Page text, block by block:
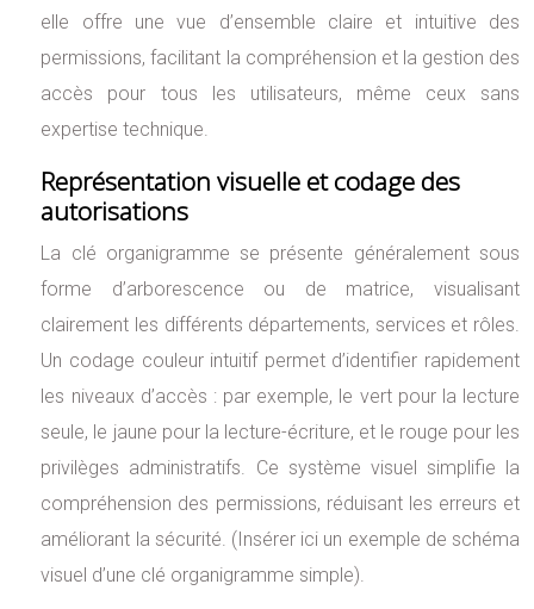
elle offre une vue d’ensemble claire et intuitive des
permissions, facilitant la compréhension et la gestion des
accès pour tous les utilisateurs, même ceux sans
expertise technique.
Représentation visuelle et codage des
autorisations
La clé organigramme se présente généralement sous
forme d’arborescence ou de matrice, visualisant
clairement les différents départements, services et rôles.
Un codage couleur intuitif permet d’identifier rapidement
les niveaux d’accès : par exemple, le vert pour la lecture
seule, le jaune pour la lecture-écriture, et le rouge pour les
privilèges administratifs. Ce système visuel simplifie la
compréhension des permissions, réduisant les erreurs et
améliorant la sécurité. (Insérer ici un exemple de schéma
visuel d’une clé organigramme simple).